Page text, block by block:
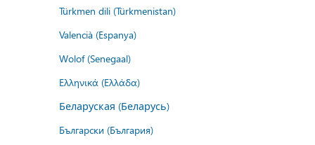
Türkmen dili (Türkmenistan)
Valencià (Espanya)
Wolof (Senegaal)
Ελληνικά (Ελλάδα)
Беларуская (Беларусь)
Български (България)